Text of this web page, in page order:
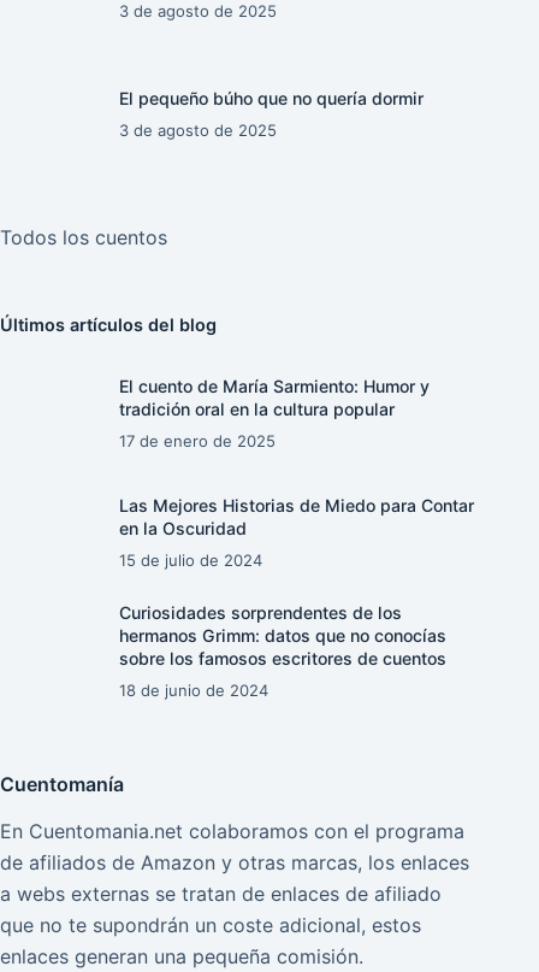
3 de agosto de 2025
El pequeño búho que no quería dormir
3 de agosto de 2025
Todos los cuentos
Últimos artículos del blog
El cuento de María Sarmiento: Humor y
tradición oral en la cultura popular
17 de enero de 2025
Las Mejores Historias de Miedo para Contar
en la Oscuridad
15 de julio de 2024
Curiosidades sorprendentes de los
hermanos Grimm: datos que no conocías
sobre los famosos escritores de cuentos
18 de junio de 2024
Cuentomanía
En Cuentomania.net colaboramos con el programa
de afiliados de Amazon y otras marcas, los enlaces
a webs externas se tratan de enlaces de afiliado
que no te supondrán un coste adicional, estos
enlaces generan una pequeña comisión.